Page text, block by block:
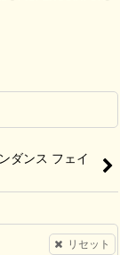
ダンス フェイ
リセット